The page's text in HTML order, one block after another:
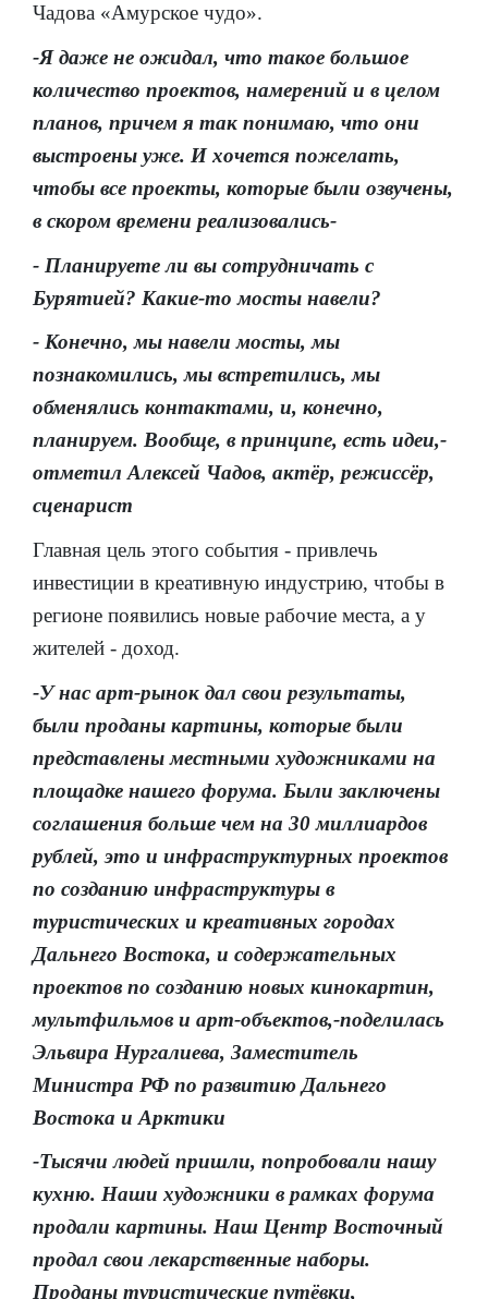
Чадова «Амурское чудо».
-Я даже не ожидал, что такое большое
количество проектов, намерений и в целом
планов, причем я так понимаю, что они
выстроены уже. И хочется пожелать,
чтобы все проекты, которые были озвучены,
в скором времени реализовались-
- Планируете ли вы сотрудничать с
Бурятией? Какие-то мосты навели?
- Конечно, мы навели мосты, мы
познакомились, мы встретились, мы
обменялись контактами, и, конечно,
планируем. Вообще, в принципе, есть идеи,-
отметил Алексей Чадов, актёр, режиссёр,
сценарист
Главная цель этого события - привлечь
инвестиции в креативную индустрию, чтобы в
регионе появились новые рабочие места, а у
жителей - доход.
-У нас арт-рынок дал свои результаты,
были проданы картины, которые были
представлены местными художниками на
площадке нашего форума. Были заключены
соглашения больше чем на 30 миллиардов
рублей, это и инфраструктурных проектов
по созданию инфраструктуры в
туристических и креативных городах
Дальнего Востока, и содержательных
проектов по созданию новых кинокартин,
мультфильмов и арт-объектов,-поделилась
Эльвира Нургалиева, Заместитель
Министра РФ по развитию Дальнего
Востока и Арктики
-Тысячи людей пришли, попробовали нашу
кухню. Наши художники в рамках форума
продали картины. Наш Центр Восточный
продал свои лекарственные наборы.
Проданы туристические путёвки,